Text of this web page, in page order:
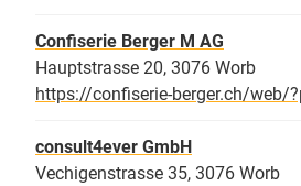
Confiserie Berger M AG
Hauptstrasse 20, 3076 Worb
https://confiserie-berger.ch/web/
consult4ever GmbH
Vechigenstrasse 35, 3076 Worb